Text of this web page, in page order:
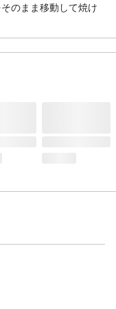
のまま移動して焼け
を閉めます。など
●オーブンや電子レン